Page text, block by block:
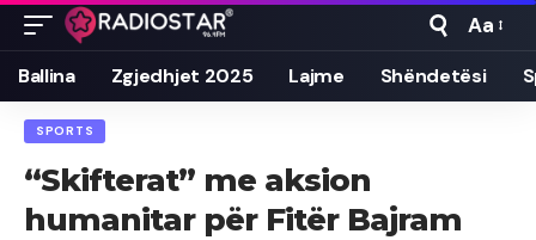
Font
Resizer
Aa
Ballina Zgjedhjet 2025 Lajme Shëndetësi
SPORTS
“Skifterat” me aksion
humanitar për Fitër Bajram